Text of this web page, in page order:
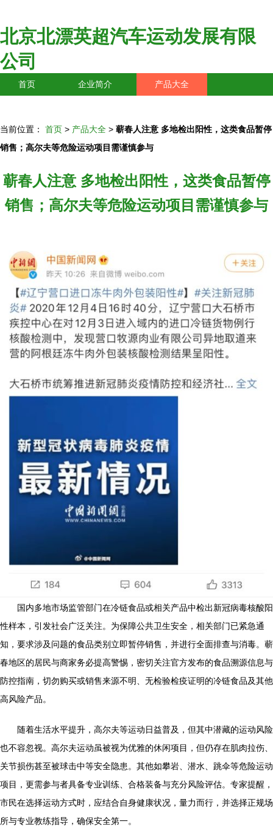
北京北漂英超汽车运动发展有限
公司
首页 企业简介 产品大全
当前位置： 首页 > 产品大全 > 蕲春人注意 多地检出阳性，这类食品暂停
销售；高尔夫等危险运动项目需谨慎参与
蕲春人注意 多地检出阳性，这类食品暂停
销售；高尔夫等危险运动项目需谨慎参与
国内多地市场监管部门在冷链食品或相关产品中检出新冠病毒核酸阳
性样本，引发社会广泛关注。为保障公共卫生安全，相关部门已紧急通
知，要求涉及问题的食品类别立即暂停销售，并进行全面排查与消毒。蕲
春地区的居民与商家务必提高警惕，密切关注官方发布的食品溯源信息与
防控指南，切勿购买或销售来源不明、无检验检疫证明的冷链食品及其他
高风险产品。
随着生活水平提升，高尔夫等运动日益普及，但其中潜藏的运动风险
也不容忽视。高尔夫运动虽被视为优雅的休闲项目，但仍存在肌肉拉伤、
关节损伤甚至被球击中等安全隐患。其他如攀岩、潜水、跳伞等危险运动
项目，更需参与者具备专业训练、合格装备与充分风险评估。专家提醒，
市民在选择运动方式时，应结合自身健康状况，量力而行，并选择正规场
所与专业教练指导，确保安全第一。